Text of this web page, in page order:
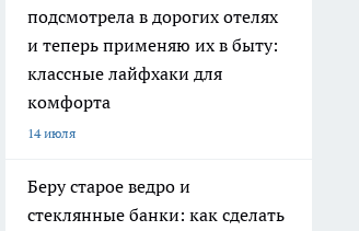
подсмотрела в дорогих отелях
и теперь применяю их в быту:
классные лайфхаки для
комфорта
14 июля
Беру старое ведро и
стеклянные банки: как сделать